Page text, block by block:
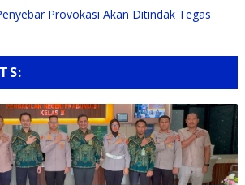
Provokasi Akan Ditindak Tegas